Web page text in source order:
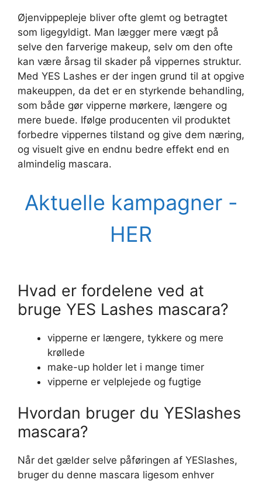
Øjenvippepleje bliver ofte glemt og betragtet
som ligegyldigt. Man lægger mere vægt på
selve den farverige makeup, selv om den ofte
kan være årsag til skader på vippernes struktur.
Med YES Lashes er der ingen grund til at opgive
makeuppen, da det er en styrkende behandling,
som både gør vipperne mørkere, længere og
mere buede. Ifølge producenten vil produktet
forbedre vippernes tilstand og give dem næring,
og visuelt give en endnu bedre effekt end en
almindelig mascara.
Aktuelle kampagner -
HER
Hvad er fordelene ved at
bruge YES Lashes mascara?
vipperne er længere, tykkere og mere
krøllede
make-up holder let i mange timer
vipperne er velplejede og fugtige
Hvordan bruger du YESlashes
mascara?
Når det gælder selve påføringen af YESlashes,
bruger du denne mascara ligesom enhver